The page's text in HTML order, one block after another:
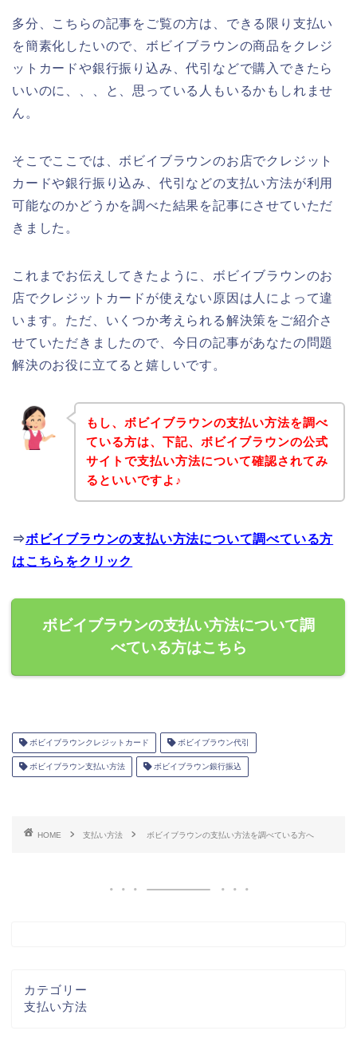
多分、こちらの記事をご覧の方は、できる限り支払い
を簡素化したいので、ボビイブラウンの商品をクレジ
ットカードや銀行振り込み、代引などで購入できたら
いいのに、、、と、思っている人もいるかもしれませ
ん。
そこでここでは、ボビイブラウンのお店でクレジット
カードや銀行振り込み、代引などの支払い方法が利用
可能なのかどうかを調べた結果を記事にさせていただ
きました。
これまでお伝えしてきたように、ボビイブラウンのお
店でクレジットカードが使えない原因は人によって違
います。ただ、いくつか考えられる解決策をご紹介さ
せていただきましたので、今日の記事があなたの問題
解決のお役に立てると嬉しいです。
もし、ボビイブラウンの支払い方法を調べ
ている方は、下記、ボビイブラウンの公式
サイトで支払い方法について確認されてみ
るといいですよ♪
⇒ボビイブラウンの支払い方法について調べている方
はこちらをクリック
ボビイブラウンの支払い方法について調
べている方はこちら
ボビイブラウンクレジットカード ボビイブラウン代引
ボビイブラウン支払い方法 ボビイブラウン銀行振込
HOME 支払い方法 ボビイブラウンの支払い方法を調べている方へ
カテゴリー
支払い方法